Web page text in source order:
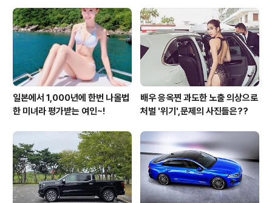
일본에서 1,000년에 한번 나올법
한 미녀라 평가받는 여인~!
배우 응옥찐 과도한 노출 의상으로
처벌 '위기',문제의 사진들은??